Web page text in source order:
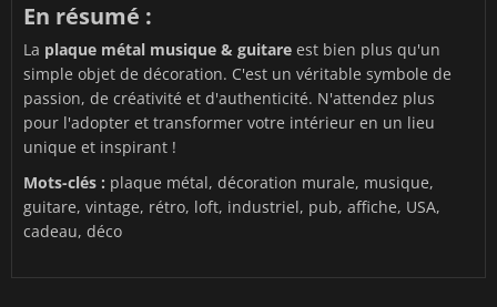
En résumé :
La plaque métal musique & guitare est bien plus qu'un
simple objet de décoration. C'est un véritable symbole de
passion, de créativité et d'authenticité. N'attendez plus
pour l'adopter et transformer votre intérieur en un lieu
unique et inspirant !
Mots-clés : plaque métal, décoration murale, musique,
guitare, vintage, rétro, loft, industriel, pub, affiche, USA,
cadeau, déco